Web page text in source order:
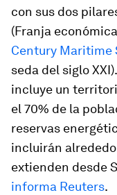
con sus dos
(Franja
Century Maritime
seda del siglo
incluye un
el 70% de la
reservas
incluirán
extienden desde
informa Reuters.